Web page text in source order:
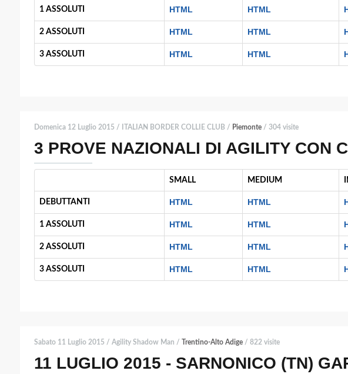
1 ASSOLUTI HTML HTML
2 ASSOLUTI HTML HTML
3 ASSOLUTI HTML HTML
Domenica 12 Luglio 2015 / ITALIAN BORDER COLLIE CLUB / Piemonte/ 304 visite
3 PROVE NAZIONALI DI AGILITY CON
SMALL MEDIUM
DEBUTTANTI HTML HTML
1 ASSOLUTI HTML HTML
2 ASSOLUTI HTML HTML
3 ASSOLUTI HTML HTML
Sabato 11 Luglio 2015 / Agility Shadow Man / Trentino-Alto Adige/ 822 visite
11 LUGLIO 2015 - SARNONICO (TN)